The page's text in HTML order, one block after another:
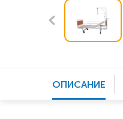
ОПИСАНИЕ